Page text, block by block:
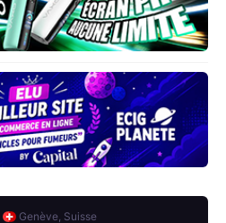
Genève, Suisse